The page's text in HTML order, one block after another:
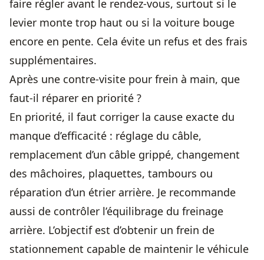
faire régler avant le rendez-vous, surtout si le
levier monte trop haut ou si la voiture bouge
encore en pente. Cela évite un refus et des frais
supplémentaires.
Après une contre-visite pour frein à main, que
faut-il réparer en priorité ?
En priorité, il faut corriger la cause exacte du
manque d’efficacité : réglage du câble,
remplacement d’un câble grippé, changement
des mâchoires, plaquettes, tambours ou
réparation d’un étrier arrière. Je recommande
aussi de contrôler l’équilibrage du freinage
arrière. L’objectif est d’obtenir un frein de
stationnement capable de maintenir le véhicule